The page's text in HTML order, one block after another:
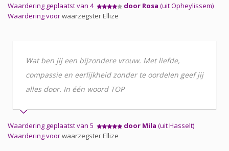
Waardering geplaatst van 4 door Rosa (uit Opheylissem)
Waardering voorwaarzegster Ellize
Wat ben jij een bijzondere vrouw. Met liefde,
compassie en eerlijkheid zonder te oordelen geef jij
alles door. In één woord TOP
Waardering geplaatst van 5 door Mila (uit Hasselt)
Waardering voorwaarzegster Ellize